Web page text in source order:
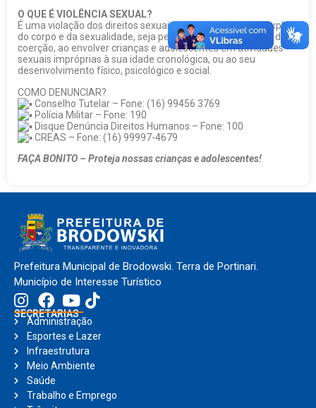
O QUE É VIOLÊNCIA SEXUAL?
É uma violação dos direitos sexuais, porque abusa e/ou explora
do corpo e da sexualidade, seja pela força ou outra forma de
coerção, ao envolver crianças e adolescentes em atividades
sexuais impróprias à sua idade cronológica, ou ao seu
desenvolvimento físico, psicológico e social.
COMO DENUNCIAR?
Conselho Tutelar – Fone: (16) 99456 3769
Polícia Militar – Fone: 190
Disque Denúncia Direitos Humanos – Fone: 100
CREAS – Fone: (16) 99997-4679
FAÇA BONITO – Proteja nossas crianças e adolescentes!
Prefeitura Municipal de Brodowski. Terra de Portinari.
Município de Interesse Turístico
SECRETARIAS
Administração
Esportes e Lazer
Infraestrutura
Meio Ambiente
Saúde
Trabalho e Emprego